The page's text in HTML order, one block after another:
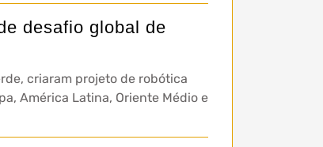
desafio global de
criaram projeto de robótica
América Latina, Oriente Médio e